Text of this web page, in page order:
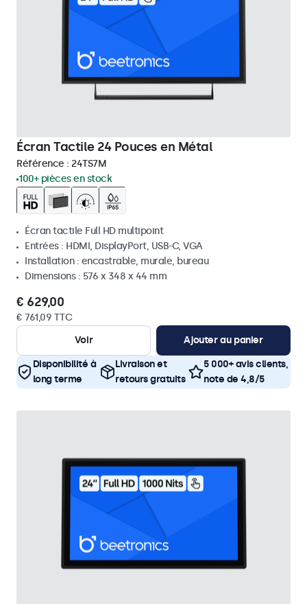
Écran Tactile 24 Pouces en Métal
Référence : 24TS7M
100+ pièces en stock
Écran tactile Full HD multipoint
Entrées : HDMI, DisplayPort, USB-C, VGA
Installation : encastrable, murale, bureau
Dimensions : 576 x 348 x 44 mm
€ 629,00
€ 761,09 TTC
Voir
Ajouter au panier
Disponibilité à
long terme
Livraison et
retours gratuits
5 000+ avis clients,
note de 4,8/5